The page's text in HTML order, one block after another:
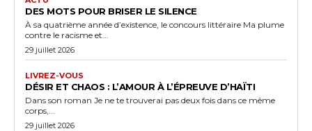
DES MOTS POUR BRISER LE SILENCE
À sa quatrième année d’existence, le concours littéraire Ma plume
contre le racisme et...
29 juillet 2026
LIVREZ-VOUS
DÉSIR ET CHAOS : L’AMOUR À L’ÉPREUVE D’HAÏTI
Dans son roman Je ne te trouverai pas deux fois dans ce même
corps,...
29 juillet 2026